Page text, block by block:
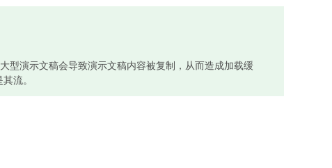
型演示文稿会导致演示文稿内容被复制，从而造成加载缓
流。